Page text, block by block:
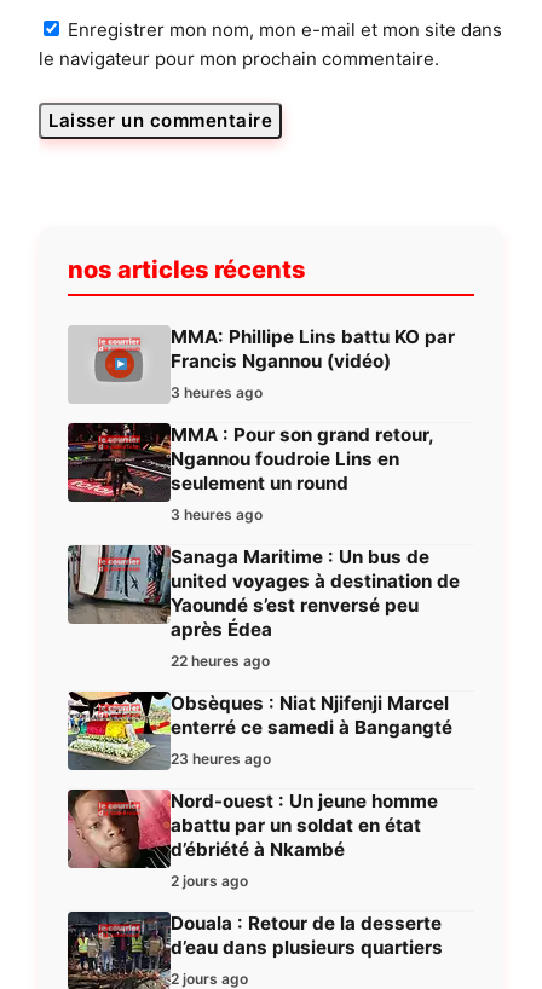
Enregistrer mon nom, mon e-mail et mon site dans
le navigateur pour mon prochain commentaire.
nos articles récents
MMA: Phillipe Lins battu KO par
Francis Ngannou (vidéo)
3 heures ago
MMA : Pour son grand retour,
Ngannou foudroie Lins en
seulement un round
3 heures ago
Sanaga Maritime : Un bus de
united voyages à destination de
Yaoundé s’est renversé peu
après Édea
22 heures ago
Obsèques : Niat Njifenji Marcel
enterré ce samedi à Bangangté
23 heures ago
Nord-ouest : Un jeune homme
abattu par un soldat en état
d’ébriété à Nkambé
2 jours ago
Douala : Retour de la desserte
d’eau dans plusieurs quartiers
2 jours ago